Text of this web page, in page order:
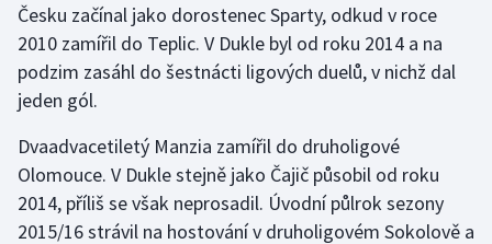
Futsal
Golf
Gymnastika
Házená
Jezdectví
Česku začínal jako dorostenec Sparty, odkud v roce
2010 zamířil do Teplic. V Dukle byl od roku 2014 a na
podzim zasáhl do šestnácti ligových duelů, v nichž dal
jeden gól.
Dvaadvacetiletý Manzia zamířil do druholigové
Olomouce. V Dukle stejně jako Čajič působil od roku
2014, příliš se však neprosadil. Úvodní půlrok sezony
2015/16 strávil na hostování v druholigovém Sokolově a